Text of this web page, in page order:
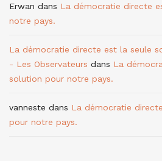
Erwan dans La démocratie directe
notre pays.
La démocratie directe est la seule
- Les Observateurs dans La
solution pour notre pays.
vanneste dans La démocratie
pour notre pays.